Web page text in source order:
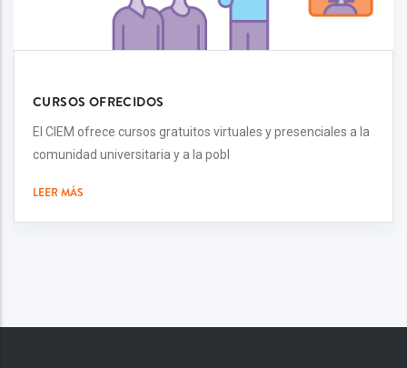
CURSOS OFRECIDOS
El CIEM ofrece cursos gratuitos virtuales y presenciales a la
comunidad universitaria y a la pobl
LEER MÁS